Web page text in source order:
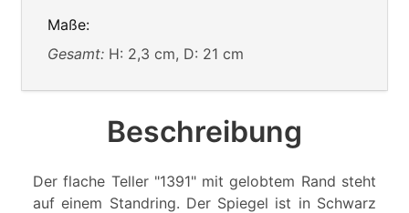
Maße:
Gesamt: H: 2,3 cm, D: 21 cm
Beschreibung
Der flache Teller "1391" mit gelobtem Rand steht
auf einem Standring. Der Spiegel ist in Schwarz